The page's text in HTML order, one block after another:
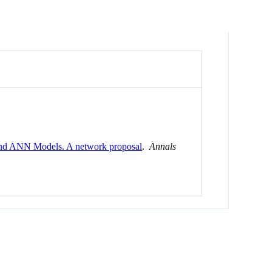
ANN Models. A network proposal.Annals